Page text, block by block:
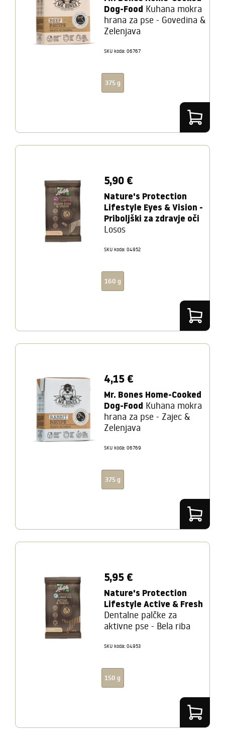
Dog-Food Kuhana mokra
hrana za pse - Govedina &
Zelenjava
SKU koda: 06767
375 g
5,90 €
Nature's Protection
Lifestyle Eyes & Vision -
Priboljški za zdravje oči
Losos
SKU koda: 04952
160 g
4,15 €
Mr. Bones Home-Cooked
Dog-Food Kuhana mokra
hrana za pse - Zajec &
Zelenjava
SKU koda: 06769
375 g
5,95 €
Nature's Protection
Lifestyle Active & Fresh
Dentalne palčke za
aktivne pse - Bela riba
SKU koda: 04953
150 g